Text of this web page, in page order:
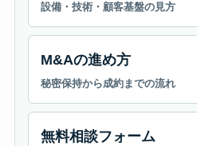
設備・技術・顧客基盤の見方
M&Aの進め方
秘密保持から成約までの流れ
無料相談フォーム